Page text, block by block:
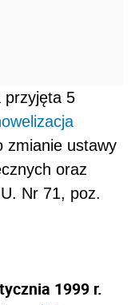
przyjęta 5
zmianie ustawy
oraz
Nr 71, poz.
1999 r.